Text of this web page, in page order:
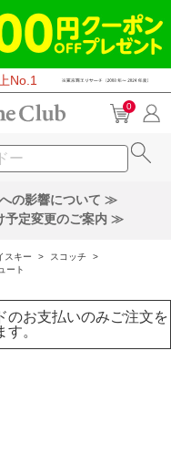
No.1
0
の影響について ≫
予定変更のご案内 ≫
スキー > スコッチ
>
ート
のお支払いのみご注文を
す。